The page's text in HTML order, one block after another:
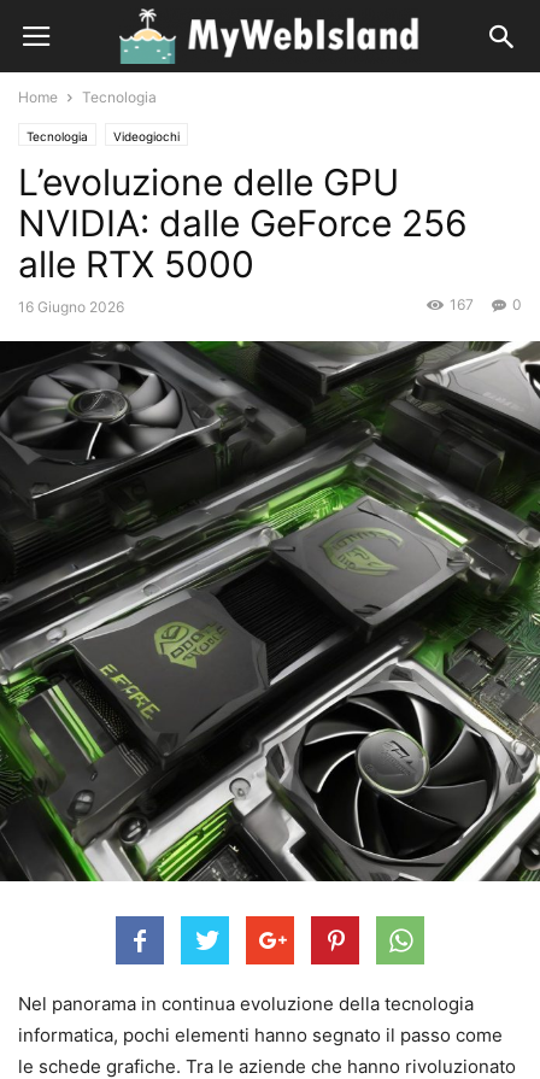
Home Tecnologia
Tecnologia Videogiochi
L’evoluzione delle GPU
NVIDIA: dalle GeForce 256
alle RTX 5000
16 Giugno 2026 0
167
Nel panorama in continua evoluzione della tecnologia
informatica, pochi elementi hanno segnato il passo come
le schede grafiche. Tra le aziende che hanno rivoluzionato